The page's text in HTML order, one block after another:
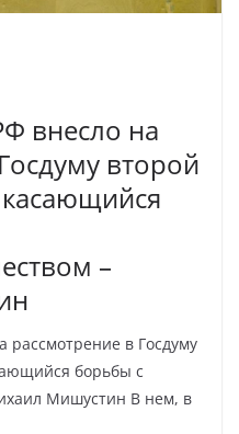
внесло на
второй
–
рассмотрение в Госдуму
борьбы с
Мишустин В нем, в